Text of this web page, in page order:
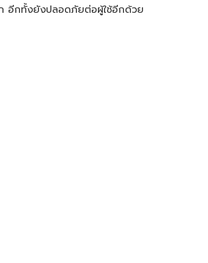
อีกทั้งยังปลอดภัยต่อผู้ใช้อีกด้วย